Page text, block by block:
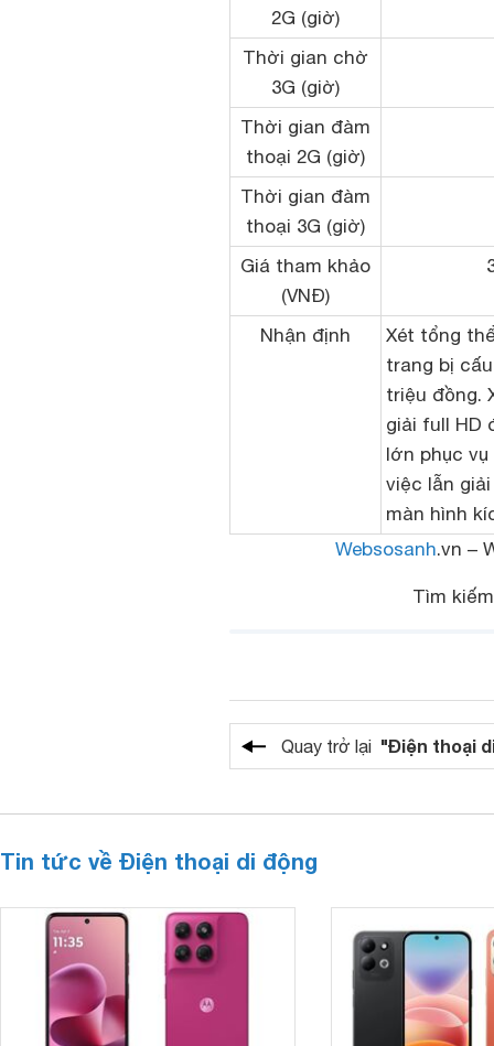
2G (giờ)
Thời gian chờ
3G (giờ)
Thời gian đàm
thoại 2G (giờ)
Thời gian đàm
thoại 3G (giờ)
Giá tham khảo
(VNĐ)
Nhận định
Xét tổng
trang bị
triệu đồng.
giải full HD
lớn phục
việc lẫn
màn hình
Websosanh.vn –
Tìm
Quay trở lại "Điện thoại
Tin tức về Điện thoại di động